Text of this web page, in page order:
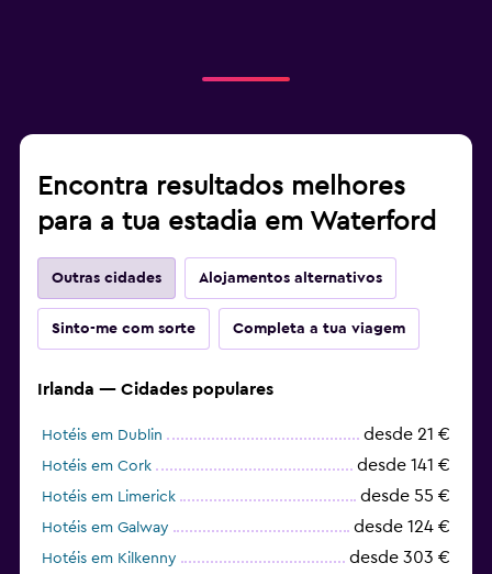
Encontra resultados melhores
para a tua estadia em Waterford
Outras cidades Alojamentos alternativos
Sinto-me com sorte Completa a tua viagem
Irlanda — Cidades populares
Hotéis em Dublin desde 21 €
Hotéis em Cork desde 141 €
Hotéis em Limerick desde 55 €
Hotéis em Galway desde 124 €
Hotéis em Kilkenny desde 303 €